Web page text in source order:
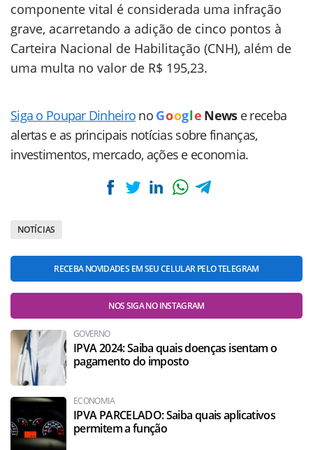
componente vital é considerada uma infração
grave, acarretando a adição de cinco pontos à
Carteira Nacional de Habilitação (CNH), além de
uma multa no valor de R$ 195,23.
Siga o Poupar Dinheiro no Goog le News e receba
alertas e as principais notícias sobre finanças,
investimentos, mercado, ações e economia.
NOTÍCIAS
RECEBA NOVIDADES EM SEU CELULAR PELO TELEGRAM
NOS SIGA NO INSTAGRAM
GOVERNO
IPVA 2024: Saiba quais doenças isentam o
pagamento do imposto
ECONOMIA
IPVA PARCELADO: Saiba quais aplicativos
permitem a função